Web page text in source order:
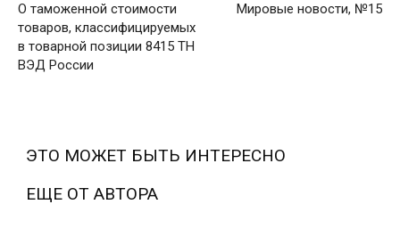
О таможенной стоимости
товаров, классифицируемых
в товарной позиции 8415 ТН
ВЭД России
Мировые новости, №15
ЭТО МОЖЕТ БЫТЬ ИНТЕРЕСНО
ЕЩЕ ОТ АВТОРА